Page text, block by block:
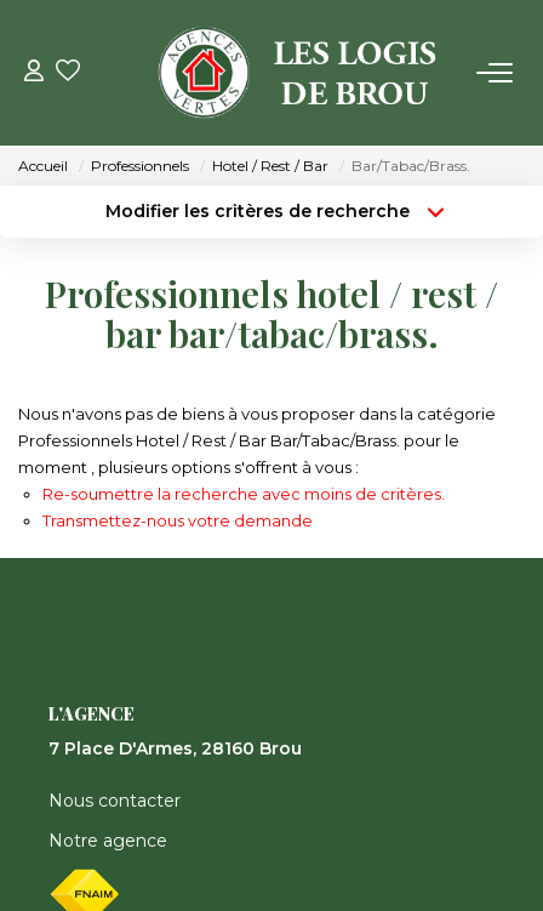
ESTIMATION
NOTRE AGENCE
Qui Sommes Nous
Notre Équipe
Accueil Professionnels Hotel / Rest / Bar Bar/Tabac/Brass.
Modifier les critères de recherche
Sélectionnez...
Type de bien
Surface min
Créer une alerte
Professionnels hotel / rest /
bar bar/tabac/brass.
Nous n'avons pas de biens à vous proposer dans la catégorie
Professionnels Hotel / Rest / Bar Bar/Tabac/Brass. pour le
moment , plusieurs options s'offrent à vous :
Re-soumettre la recherche avec moins de critères.
Transmettez-nous votre demande
L'AGENCE
7 Place D'Armes, 28160 Brou
Nous contacter
Notre agence